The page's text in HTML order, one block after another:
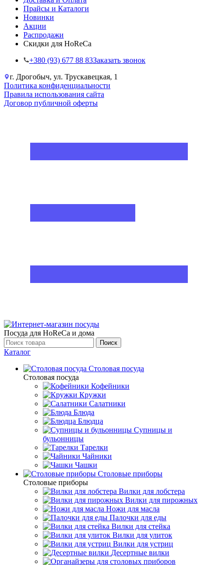
Прайсы и Каталоги
Новинки
Акции
Распродажи
Скидки для HoReCa
+38‎0 (93) 677 88 83Заказать звонок
г. Дрогобыч, ул. Трускавецкая, 1
Политика конфиденциальности
Правила использования сайта
Договор публичной оферты
Посуда для HoReCa и дома
Поиск
Каталог
Столовая посуда
Столовая посуда
Кофейники
Кружки
Салатники
Блюда
Блюдца
Супницы и
бульонницы
Тарелки
Чайники
Чашки
Cтоловые приборы
Cтоловые приборы
Вилки для лобстера
Вилки для пирожных
Ножи для масла
Палочки для еды
Вилки для стейка
Вилки для улиток
Вилки для устриц
Десертные вилки